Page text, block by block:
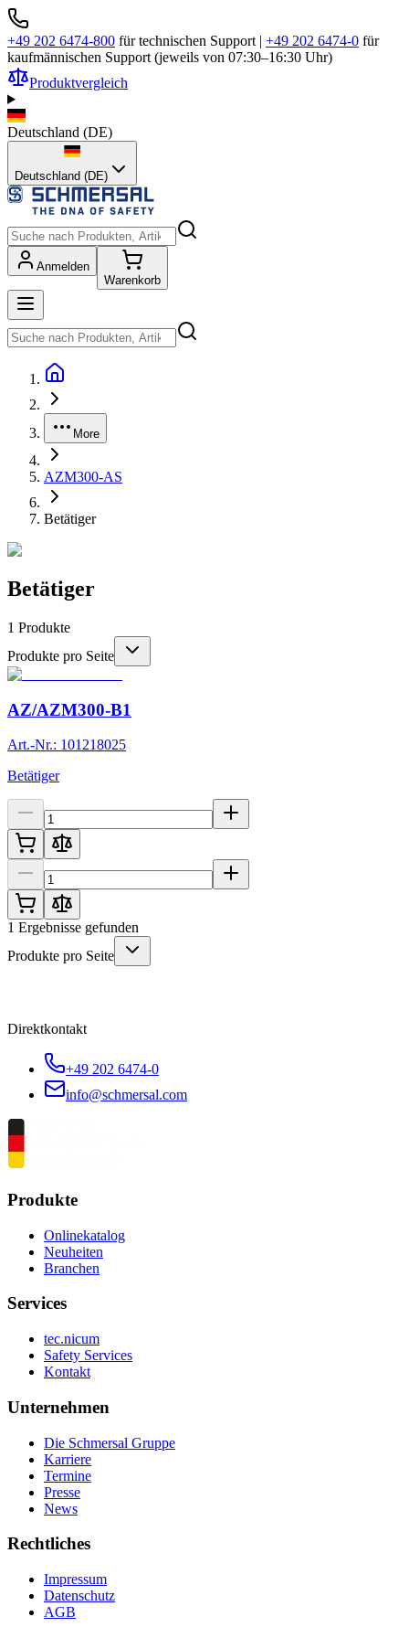
+49 202 6474-800 für technischen Support | +49 202 6474-0 für
kaufmännischen Support (jeweils von 07:30–16:30 Uhr)
Produktvergleich
Deutschland (DE)
Deutschland (DE)
Anmelden
Warenkorb
More
AZM300-AS
Betätiger
Betätiger
1 Produkte
Produkte pro Seite
AZ/AZM300-B1
Art.-Nr.: 101218025
Betätiger
1 Ergebnisse gefunden
Produkte pro Seite
Direktkontakt
+49 202 6474-0
info@schmersal.com
Produkte
Onlinekatalog
Neuheiten
Branchen
Services
tec.nicum
Safety Services
Kontakt
Unternehmen
Die Schmersal Gruppe
Karriere
Termine
Presse
News
Rechtliches
Impressum
Datenschutz
AGB